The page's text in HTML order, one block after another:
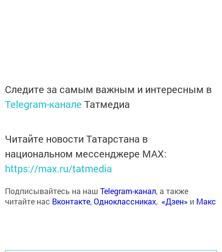
Следите за самым важным и интересным в
Telegram-канале Татмедиа
Читайте новости Татарстана в
национальном мессенджере MАХ:
https://max.ru/tatmedia
Подписывайтесь на наш Telegram-канал, а также
читайте нас Вконтакте,Одноклассниках, «Дзен» и Макс